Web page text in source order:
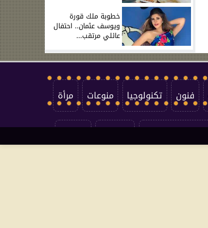
خطوبة ملك قورة
ويوسف عثمان.. احتفال
عائلي مرتقب...
فنون تكنولوجيا منوعات مرأة